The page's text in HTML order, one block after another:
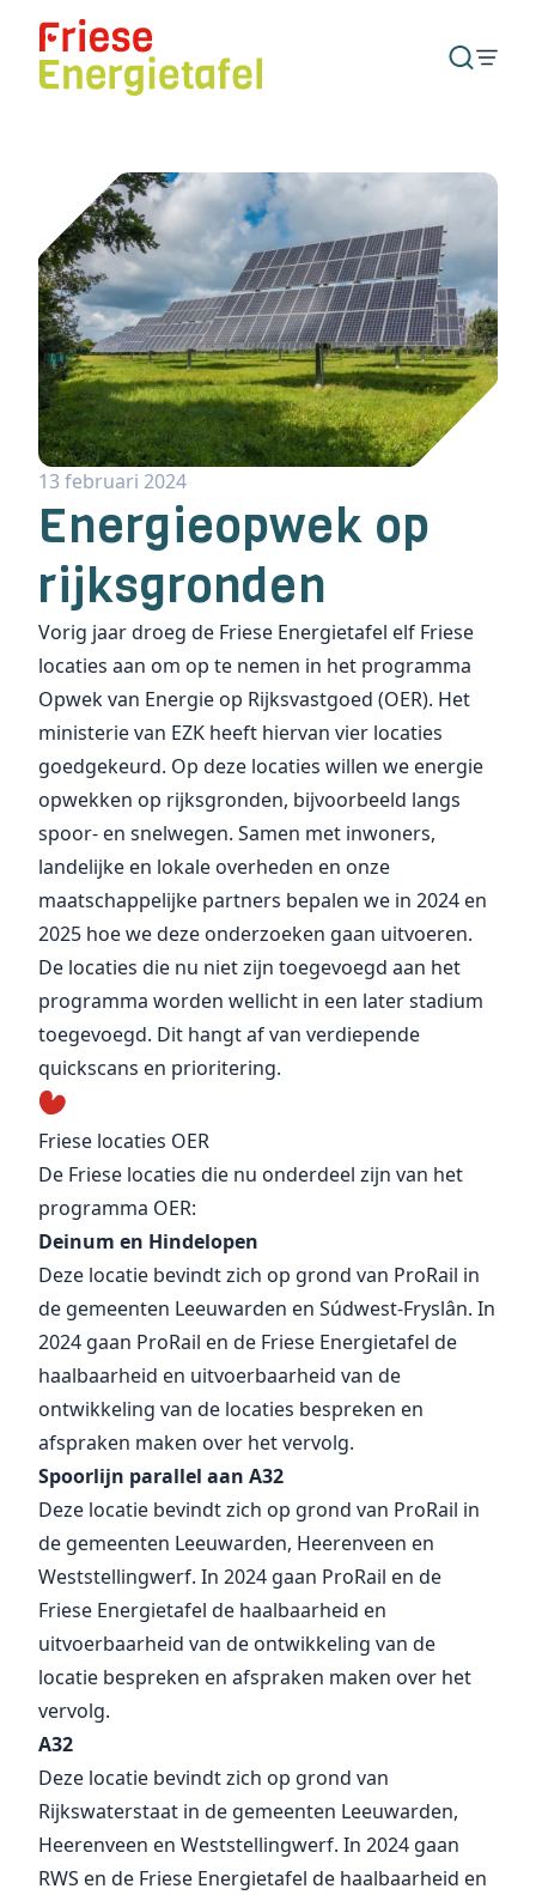
13 februari 2024
Energieopwek op
rijksgronden
Vorig jaar droeg de Friese Energietafel elf Friese
locaties aan om op te nemen in het programma
Opwek van Energie op Rijksvastgoed (OER). Het
ministerie van EZK heeft hiervan vier locaties
goedgekeurd. Op deze locaties willen we energie
opwekken op rijksgronden, bijvoorbeeld langs
spoor- en snelwegen. Samen met inwoners,
landelijke en lokale overheden en onze
maatschappelijke partners bepalen we in 2024 en
2025 hoe we deze onderzoeken gaan uitvoeren.
De locaties die nu niet zijn toegevoegd aan het
programma worden wellicht in een later stadium
toegevoegd. Dit hangt af van verdiepende
quickscans en prioritering.
Friese locaties OER
De Friese locaties die nu onderdeel zijn van het
programma OER:
Deinum en Hindelopen
Deze locatie bevindt zich op grond van ProRail in
de gemeenten Leeuwarden en Súdwest-Fryslân. In
2024 gaan ProRail en de Friese Energietafel de
haalbaarheid en uitvoerbaarheid van de
ontwikkeling van de locaties bespreken en
afspraken maken over het vervolg.
Spoorlijn parallel aan A32
Deze locatie bevindt zich op grond van ProRail in
de gemeenten Leeuwarden, Heerenveen en
Weststellingwerf. In 2024 gaan ProRail en de
Friese Energietafel de haalbaarheid en
uitvoerbaarheid van de ontwikkeling van de
locatie bespreken en afspraken maken over het
vervolg.
A32
Deze locatie bevindt zich op grond van
Rijkswaterstaat in de gemeenten Leeuwarden,
Heerenveen en Weststellingwerf. In 2024 gaan
RWS en de Friese Energietafel de haalbaarheid en